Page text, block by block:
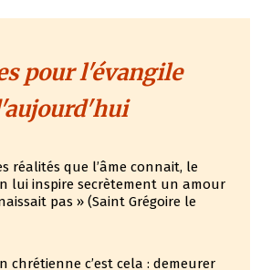
pour l'évangile
réalités que l’âme connait, le
lui inspire secrètement un amour
pas » (Saint Grégoire le
chrétienne c’est cela : demeurer